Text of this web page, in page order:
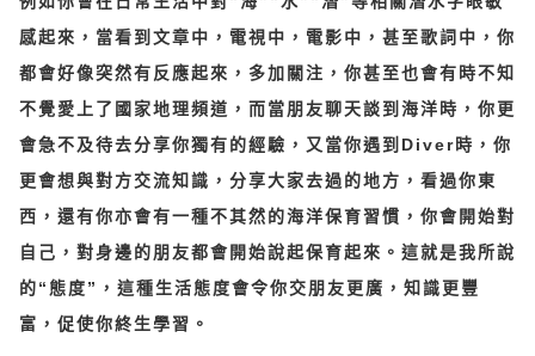
感起來，當看到文章中，電視中，電影中，甚至歌詞中，你
都會好像突然有反應起來，多加關注，你甚至也會有時不知
不覺愛上了國家地理頻道，而當朋友聊天談到海洋時，你更
會急不及待去分享你獨有的經驗，又當你遇到Diver時，你
更會想與對方交流知識，分享大家去過的地方，看過你東
西，還有你亦會有一種不其然的海洋保育習慣，你會開始對
自己，對身邊的朋友都會開始說起保育起來。這就是我所說
的“態度”，這種生活態度會令你交朋友更廣，知識更豐
富，促使你終生學習。